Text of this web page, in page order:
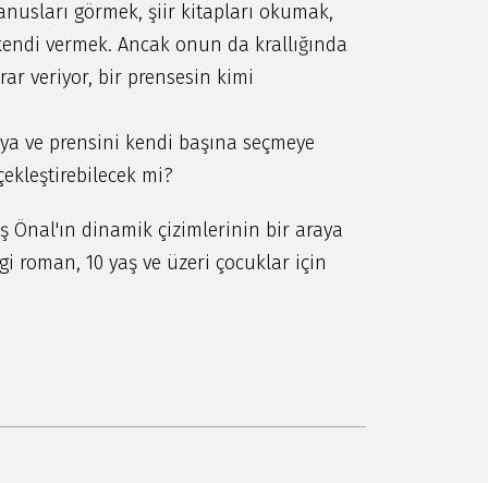
görmek, şiir kitapları okumak,
vermek. Ancak onun da krallığında
veriyor, bir prensesin kimi
ve prensini kendi başına seçmeye
mi?
Önal'ın dinamik çizimlerinin bir araya
roman, 10 yaş ve üzeri çocuklar için